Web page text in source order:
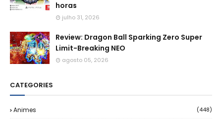
horas
julho 31, 2026
Review: Dragon Ball Sparking Zero Super
Limit-Breaking NEO
agosto 05, 2026
CATEGORIES
Animes (448)